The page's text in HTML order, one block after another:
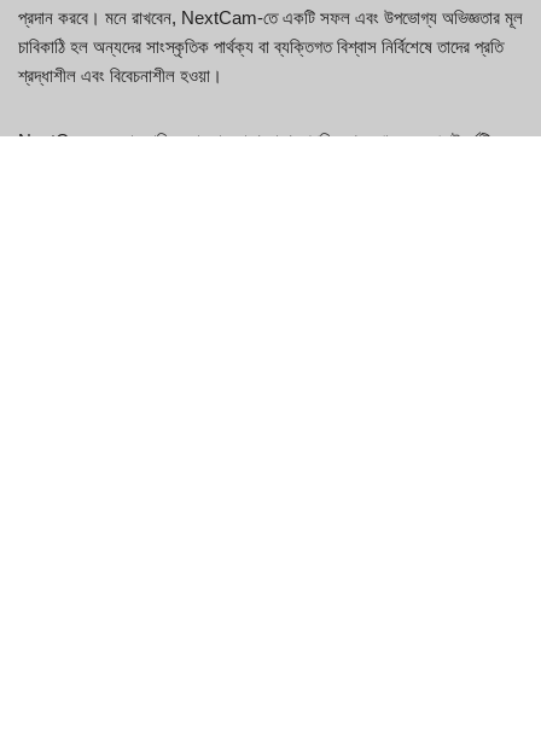
প্রদান করবে। মনে রাখবেন, NextCam-তে একটি সফল এবং উপভোগ্য অভিজ্ঞতার মূল
চাবিকাঠি হল অন্যদের সাংস্কৃতিক পার্থক্য বা ব্যক্তিগত বিশ্বাস নির্বিশেষে তাদের প্রতি
শ্রদ্ধাশীল এবং বিবেচনাশীল হওয়া।
NextCam ব্যবহার চালিয়ে যাওয়ার সাথে সাথে আপনি দেখতে পাবেন যে প্ল্যাটফর্মটি